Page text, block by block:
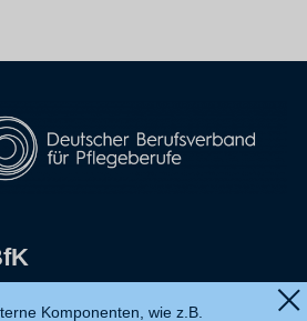
Komponenten, wie z.B.